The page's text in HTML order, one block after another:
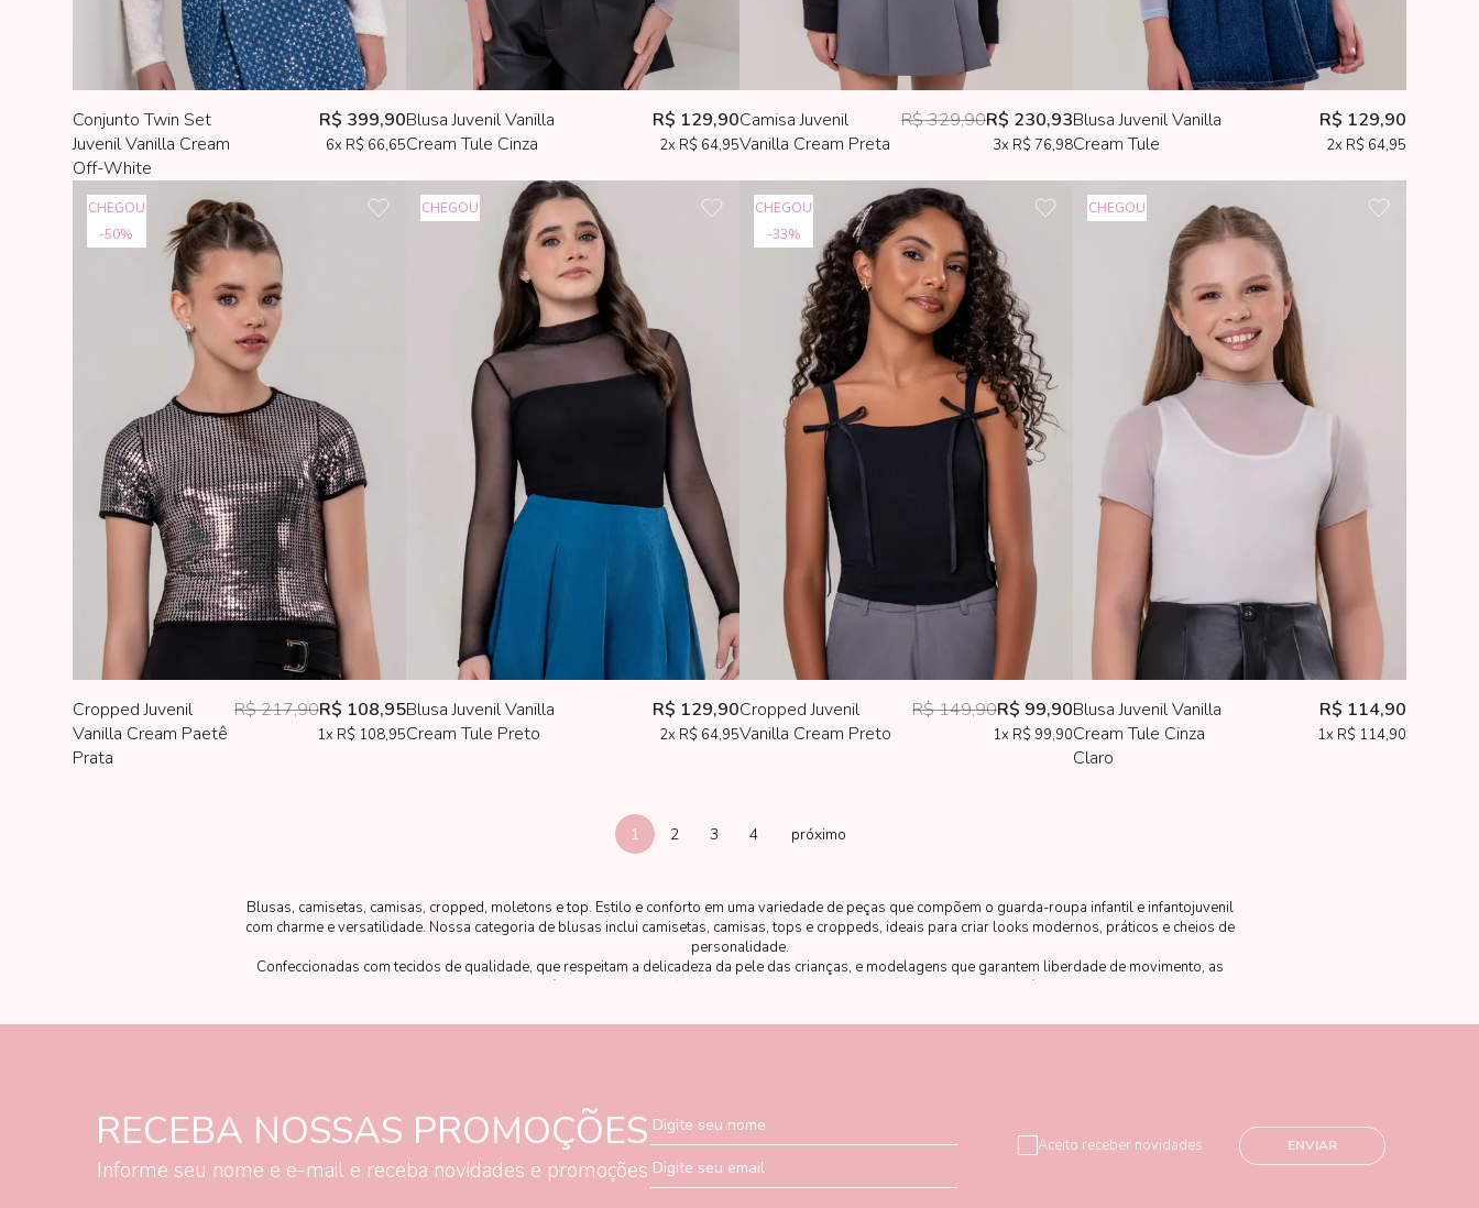
Conjunto Twin Set
Juvenil Vanilla Cream
Off-White
R$ 399,90
6x R$ 66,65
Blusa Juvenil Vanilla
Cream Tule Cinza
R$ 129,90
2x R$ 64,95
Camisa Juvenil
Vanilla Cream Preta
R$ 329,90R$ 230,93
3x R$ 76,98
Blusa Juvenil Vanilla
Cream Tule
R$ 129,90
2x R$ 64,95
50%
CHEGOU
Cropped Juvenil
Vanilla Cream Paetê
Prata
R$ 217,90R$ 108,95
1x R$ 108,95
CHEGOU
Blusa Juvenil Vanilla
Cream Tule Preto
R$ 129,90
2x R$ 64,95
33%
CHEGOU
Cropped Juvenil
Vanilla Cream Preto
R$ 149,90R$ 99,90
1x R$ 99,90
CHEGOU
Blusa Juvenil Vanilla
Cream Tule Cinza
Claro
R$ 114,90
1x R$ 114,90
1 2 3 4
Blusas, camisetas, camisas, cropped, moletons e top. Estilo e conforto em uma variedade de peças que compõem o guarda-roupa infantil e infantojuvenil
com charme e versatilidade. Nossa categoria de blusas inclui camisetas, camisas, tops e croppeds, ideais para criar looks modernos, práticos e cheios de
personalidade.
Confeccionadas com tecidos de qualidade, que respeitam a delicadeza da pele das crianças, e modelagens que garantem liberdade de movimento, as
RECEBA NOSSAS PROMOÇÕES
Informe seu nome e e-mail e receba novidades e promoções
Digite seu nome
Digite seu email
ENVIAR
Aceito receber novidades